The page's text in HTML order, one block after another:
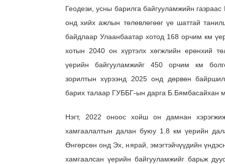
Геодези, усны барилга байгууламжийн
онд хийх ажлын төлөвлөгөөг үе шаттай
байдлаар Улаанбаатар хотод 168 орчим км
хотын 2040 он хүртэлх хөгжлийн ерөнхий
үерийн байгууламжийг 450 орчим км
зорилтын хүрээнд 2025 онд дөрвөн
барих талаар ГУББГ-ын дарга Б.Бямбасайхан
Нэгт, 2022 оноос хойш он дамнан
хамгаалалтын далан буюу 1.8 км үерийн
Өнгөрсөн онд Эх, нярай, эмэгтэйчүүдийн
хамгаалсан үерийн байгууламжийг барьж